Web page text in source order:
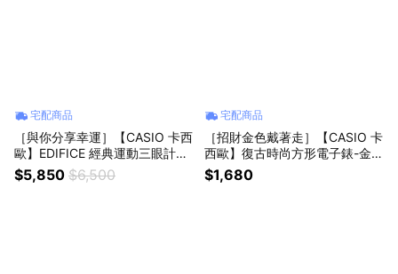
宅配商品
［與你分享幸運］【CASIO 卡西
歐】EDIFICE 經典運動三眼計時
手錶(EFR-574DB-3A)
$5,850 $6,500
宅配商品
［招財金色戴著走］【CASIO 卡
西歐】復古時尚方形電子錶-金 A
178WGA-1A
$1,680